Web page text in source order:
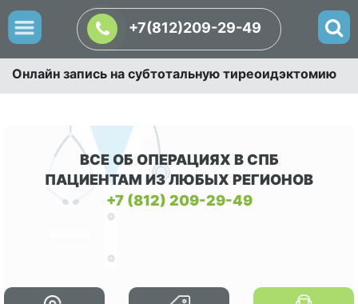
+7(812)209-29-49
Онлайн запись на субтотальную тиреоидэктомию
ВСЕ ОБ ОПЕРАЦИЯХ В СПБ
ПАЦИЕНТАМ ИЗ ЛЮБЫХ РЕГИОНОВ
+7 (812) 209-29-49